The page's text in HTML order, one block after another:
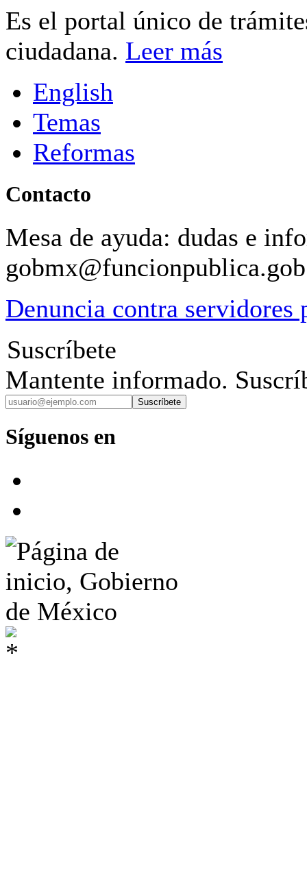
Es el portal único de
ciudadana. Leer más
English
Temas
Reformas
Contacto
Mesa de ayuda: dudas e
Denuncia contra servidores
Suscríbete
Mantente informado.
Suscríbete
Síguenos en